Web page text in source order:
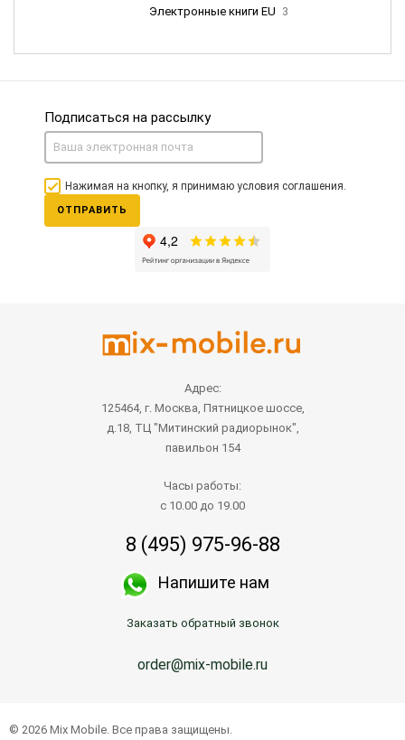
Электронные книги EU 3
Подписаться на рассылку
Нажимая на кнопку, я принимаю условия соглашения.
ОТПРАВИТЬ
Адрес:
125464, г. Москва, Пятницкое шоссе,
д.18, ТЦ "Митинский радиорынок",
павильон 154
Часы работы:
с 10.00 до 19.00
8 (495) 975-96-88
Напишите нам
Заказать обратный звонок
order@mix-mobile.ru
© 2026 Mix Mobile. Все права защищены.